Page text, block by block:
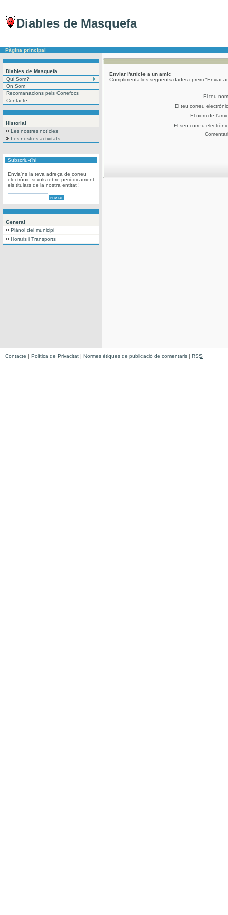
Diables de Masquefa
Pàgina principal
Diables de Masquefa
Qui Som?
On Som
Recomanacions pels Correfocs
Contacte
Historial
Les nostres notícies
Les nostres activitats
Subscriu-t'hi
Envia'ns la teva adreça de correu
electrònic si vols rebre periòdicament
els titulars de la nostra entitat !
General
Plànol del municipi
Horaris i Transports
Enviar l'article a un amic
Cumplimenta les següents dades i prem "Enviar
El teu nom
El teu correu electrònic
El nom de l'amic
El seu correu electrònic
Comentari
Contacte | Política de Privacitat | Normes ètiques de publicació de comentaris | RSS